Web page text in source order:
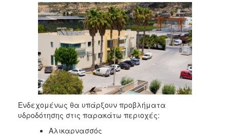
2016
2015
2013
2012
2011
2010
2006
Ενδεχομένως θα υπάρξουν προβλήματα
υδροδότησης στις παρακάτω περιοχές:
Αλικαρνασσός